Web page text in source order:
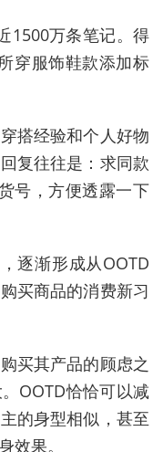
1500万条笔记。得
穿服饰鞋款添加标
搭经验和个人好物
复往往是：求同款
号，方便透露一下
逐渐形成从OOTD
买商品的消费新习
买其产品的顾虑之
OOTD恰恰可以减
的身型相似，甚至
效果。